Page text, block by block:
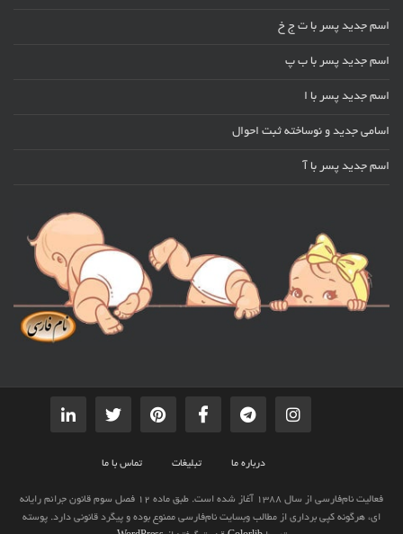
اسم جدید پسر با ت ج خ
اسم جدید پسر با ب پ
اسم جدید پسر با ا
اسامی جدید و نوساخته ثبت احوال
اسم جدید پسر با آ
درباره ما تبلیغات تماس با ما
فعالیت نام‌فارسی از سال 1388 آغاز شده است. طبق ماده 12 فصل سوم قانون جرائم رایانه
ای، هرگونه کپی برداری از مطالب وبسایت نام‌فارسی ممنوع بوده و پیگرد قانونی دارد. پوسته